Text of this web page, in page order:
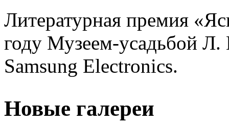
Литературная премия
году Музеем-усадьбой Л.
Samsung Electronics.
Новые галереи